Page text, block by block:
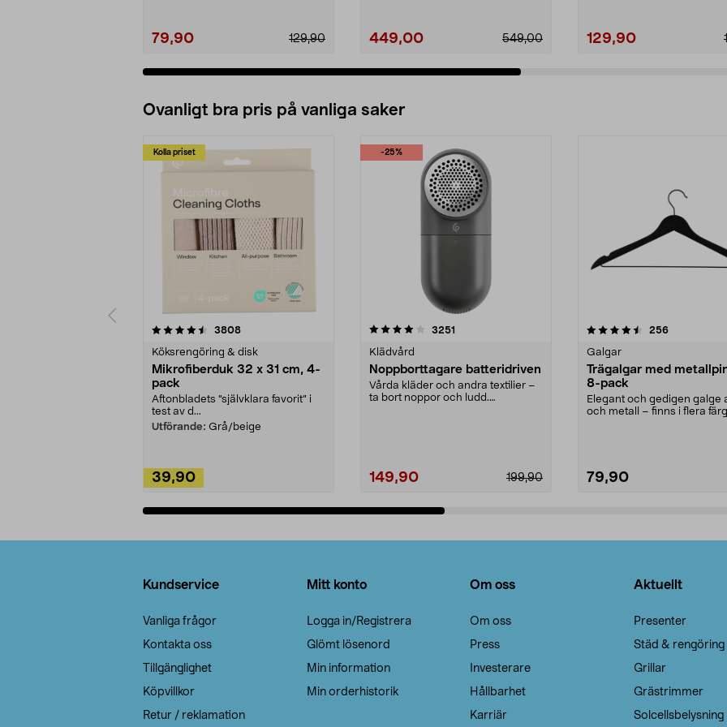
79,90 129,90 449,00 549,00 129,90
Ovanligt bra pris på vanliga saker
Kolla priset
3808recensioner
Köksrengöring & disk
Mikrofiberduk 32 x 31 cm, 4-
pack
Aftonbladets "självklara favorit” i
test av d...
Utförande: Grå/beige
39,90
-25%
4.0av 5 stjärnor 3251
Klädvård
Noppborttagare batteridriven
Vårda kläder och andra textilier –
ta bort noppor och ludd.
199,90
149,90
4.5av 5 stjärnor 256recensioner
Galgar
Trägalgar med
8-pack
Elegant och gedigen galge
och metall – finns i flera
79,90
4.0av 5 stjärnor
Kundservice
Vanliga frågor
Kontakta oss
Tillgänglighet
Köpvillkor
Retur / reklamation
Mitt konto
Logga in/Registrera
Glömt lösenord
Min information
Min orderhistorik
Om oss
Om oss
Press
Investerare
Hållbarhet
Karriär
Aktuellt
Presenter
Städ & rengöring
Grillar
Grästrimmer
Solcellsbelysning